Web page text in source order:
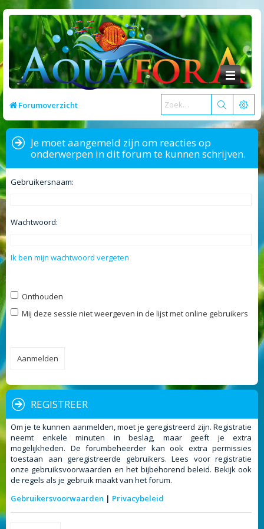
Forumoverzicht
Je moet aangemeld zijn om reacties op
onderwerpen in dit forum te kunnen schrijven.
Gebruikersnaam:
Wachtwoord:
Ik ben mijn wachtwoord vergeten
Onthouden
Mij deze sessie niet weergeven in de lijst met online gebruikers
REGISTREER
Om je te kunnen aanmelden, moet je geregistreerd zijn. Registratie
neemt enkele minuten in beslag, maar geeft je extra
mogelijkheden. De forumbeheerder kan ook extra permissies
toestaan aan geregistreerde gebruikers. Lees voor registratie
onze gebruiksvoorwaarden en het bijbehorend beleid. Bekijk ook
de regels als je gebruik maakt van het forum.
Gebruikersvoorwaarden | Privacybeleid